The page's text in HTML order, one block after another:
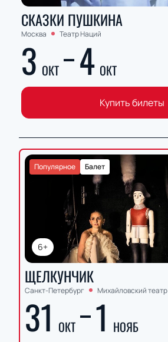
СКАЗКИ ПУШКИНА
Москва Театр Наций
3 ОКТ 4 ОКТ
Купить билеты
6+
Балет
Популярное
ЩЕЛКУНЧИК
Санкт-Петербург Михайловский театр
31 ОКТ 1 НОЯБ